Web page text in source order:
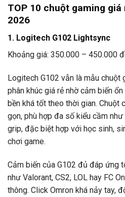
TOP 10 chuột gaming
2026
1. Logitech G102 Lightsync
Khoảng giá: 350.000 – 450.000
Logitech G102 vẫn là mẫu chuột
phân khúc giá rẻ nhờ cảm biến
bền khá tốt theo thời gian. Chuột
gọn, phù hợp đa số kiểu cầm
grip, đặc biệt hợp với học sinh,
chơi game.
Cảm biến của G102 đủ đáp ứng
như Valorant, CS2, LOL hay FC
thông. Click Omron khá nảy tay,